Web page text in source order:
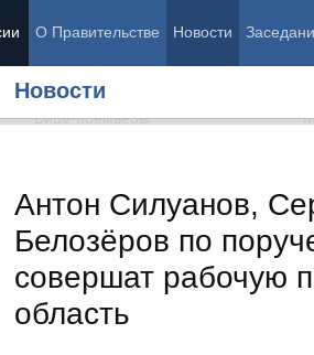
О Правительстве Новости
Новости
Антон Силуанов,
Белозёров по
совершат рабочую
область
Председатель Правительства
Вице-премьеры
Демография
Здоровье
Образование
Культура